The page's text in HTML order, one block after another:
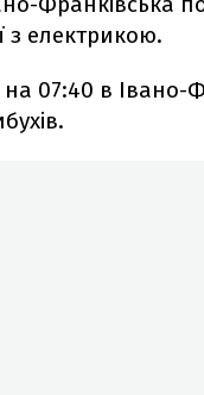
з електрикою.
07:40 в Івано-